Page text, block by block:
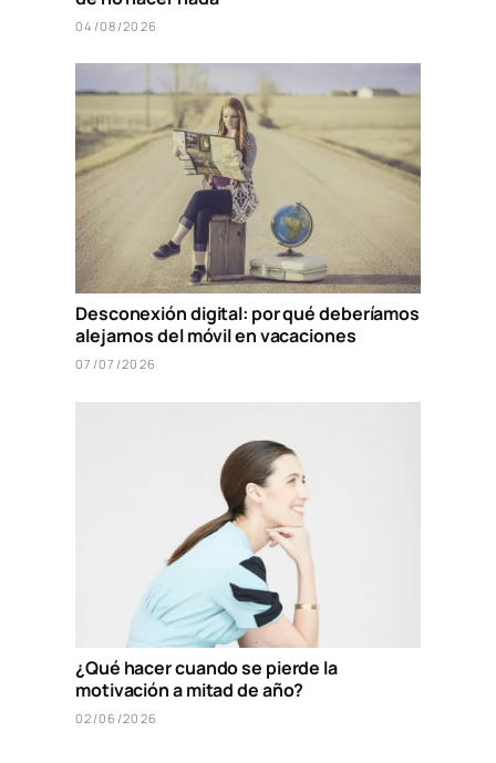
04/08/2026
Desconexión digital: por qué deberíamos
alejarnos del móvil en vacaciones
07/07/2026
¿Qué hacer cuando se pierde la
motivación a mitad de año?
02/06/2026